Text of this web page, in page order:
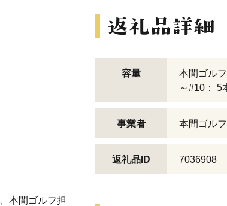
本間ゴルフ担
容量
本間ゴル
～#10： 5
事業者 本間ゴルフ
返礼品ID 7036908